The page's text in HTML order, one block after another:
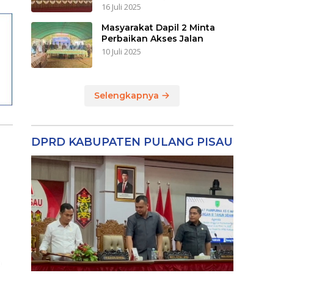
16 Juli 2025
Masyarakat Dapil 2 Minta
Perbaikan Akses Jalan
10 Juli 2025
Selengkapnya
DPRD KABUPATEN PULANG PISAU